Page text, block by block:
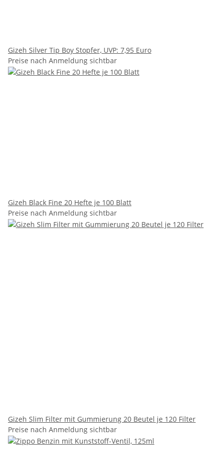
Gizeh Silver Tip Boy Stopfer, UVP: 7,95 Euro
Preise nach Anmeldung sichtbar
Gizeh Black Fine 20 Hefte je 100 Blatt
Preise nach Anmeldung sichtbar
Gizeh Slim Filter mit Gummierung 20 Beutel je 120 Filter
Preise nach Anmeldung sichtbar